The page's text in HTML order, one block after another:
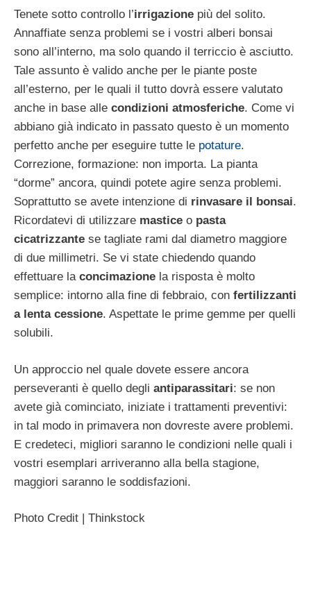
Tenete sotto controllo l’irrigazione più del solito.
Annaffiate senza problemi se i vostri alberi bonsai
sono all’interno, ma solo quando il terriccio è asciutto.
Tale assunto è valido anche per le piante poste
all’esterno, per le quali il tutto dovrà essere valutato
anche in base alle condizioni atmosferiche. Come vi
abbiano già indicato in passato questo è un momento
perfetto anche per eseguire tutte le potature.
Correzione, formazione: non importa. La pianta
“dorme” ancora, quindi potete agire senza problemi.
Soprattutto se avete intenzione di rinvasare il bonsai.
Ricordatevi di utilizzare mastice o pasta
cicatrizzante se tagliate rami dal diametro maggiore
di due millimetri. Se vi state chiedendo quando
effettuare la concimazione la risposta è molto
semplice: intorno alla fine di febbraio, con fertilizzanti
a lenta cessione. Aspettate le prime gemme per quelli
solubili.
Un approccio nel quale dovete essere ancora
perseveranti è quello degli antiparassitari: se non
avete già cominciato, iniziate i trattamenti preventivi:
in tal modo in primavera non dovreste avere problemi.
E credeteci, migliori saranno le condizioni nelle quali i
vostri esemplari arriveranno alla bella stagione,
maggiori saranno le soddisfazioni.
Photo Credit | Thinkstock